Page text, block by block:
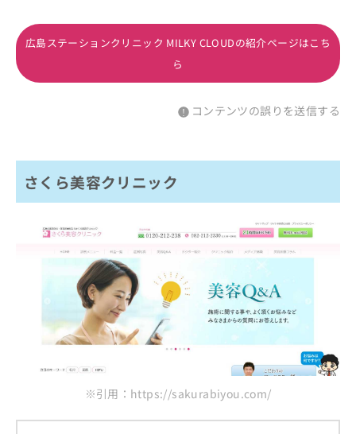
広島ステーションクリニック MILKY CLOUDの紹介ページはこち
ら
コンテンツの誤りを送信する
さくら美容クリニック
※引用：https://sakurabiyou.com/